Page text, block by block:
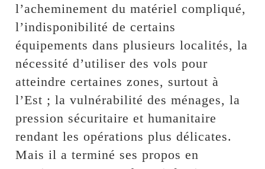
l’acheminement du matériel compliqué,
l’indisponibilité de certains
équipements dans plusieurs localités, la
nécessité d’utiliser des vols pour
atteindre certaines zones, surtout à
l’Est ; la vulnérabilité des ménages, la
pression sécuritaire et humanitaire
rendant les opérations plus délicates.
Mais il a terminé ses propos en